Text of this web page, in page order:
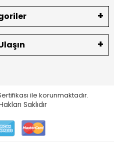
ile korunmaktadır.
Saklıdır